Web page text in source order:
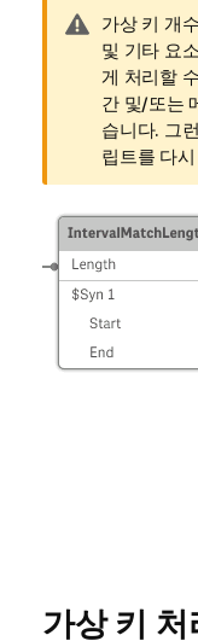
경
고
메
모
가상 키 개
및 기타 요
게 처리할
간 및/또는
습니다. 그
립트를 다
가상 키 처